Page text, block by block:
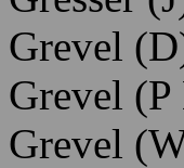
Grevel
Grevel (P
Grevel